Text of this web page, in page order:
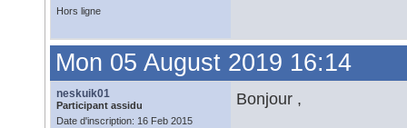
Hors ligne
Mon 05 August 2019 16:14
neskuik01
Participant assidu
Date d'inscription: 16 Feb 2015
Bonjour ,